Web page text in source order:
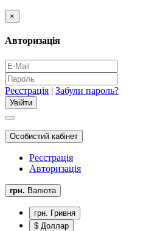
×
Авторизація
Реєстрація | Забули пароль?
Особистий кабінет
Реєстрація
Авторизація
грн. Валюта
грн. Гривня
$ Доллар